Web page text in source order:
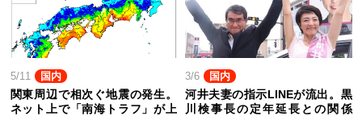
5/11 国内
関東周辺で相次ぐ地震の発生。
ネット上で「南海トラフ」が上
3/6 国内
河井夫妻の指示LINEが流出。黒
川検事長の定年延長との関係